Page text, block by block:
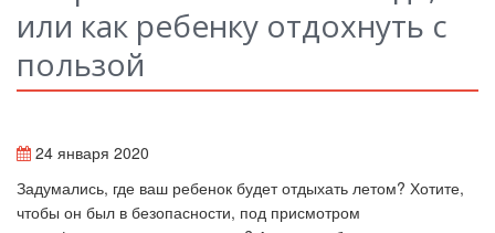
или как ребенку отдохнуть с
пользой
24 января 2020
Задумались, где ваш ребенок будет отдыхать летом? Хотите,
чтобы он был в безопасности, под присмотром